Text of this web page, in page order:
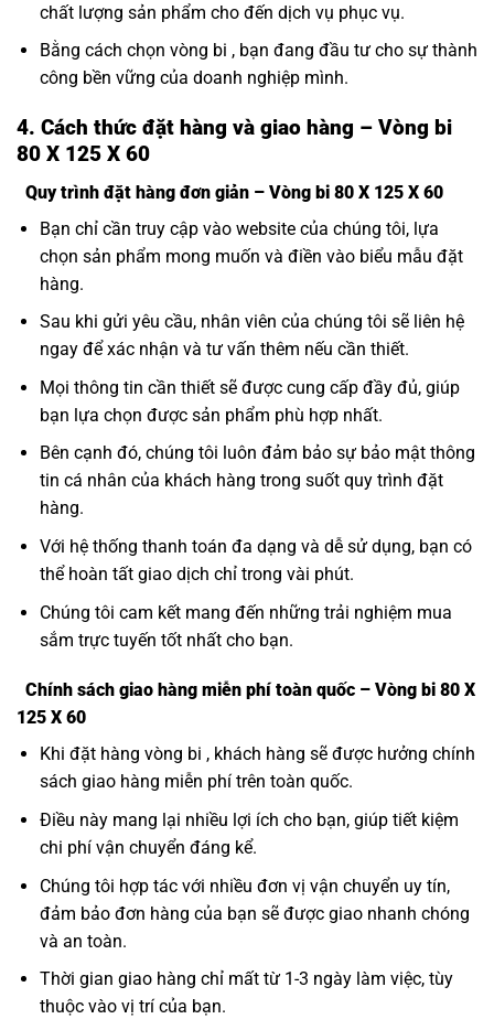
chất lượng sản phẩm cho đến dịch vụ phục vụ.
Bằng cách chọn vòng bi , bạn đang đầu tư cho sự thành
công bền vững của doanh nghiệp mình.
4. Cách thức đặt hàng và giao hàng – Vòng bi
80 X 125 X 60
Quy trình đặt hàng đơn giản – Vòng bi 80 X 125 X 60
Bạn chỉ cần truy cập vào website của chúng tôi, lựa
chọn sản phẩm mong muốn và điền vào biểu mẫu đặt
hàng.
Sau khi gửi yêu cầu, nhân viên của chúng tôi sẽ liên hệ
ngay để xác nhận và tư vấn thêm nếu cần thiết.
Mọi thông tin cần thiết sẽ được cung cấp đầy đủ, giúp
bạn lựa chọn được sản phẩm phù hợp nhất.
Bên cạnh đó, chúng tôi luôn đảm bảo sự bảo mật thông
tin cá nhân của khách hàng trong suốt quy trình đặt
hàng.
Với hệ thống thanh toán đa dạng và dễ sử dụng, bạn có
thể hoàn tất giao dịch chỉ trong vài phút.
Chúng tôi cam kết mang đến những trải nghiệm mua
sắm trực tuyến tốt nhất cho bạn.
Chính sách giao hàng miễn phí toàn quốc – Vòng bi 80 X
125 X 60
Khi đặt hàng vòng bi , khách hàng sẽ được hưởng chính
sách giao hàng miễn phí trên toàn quốc.
Điều này mang lại nhiều lợi ích cho bạn, giúp tiết kiệm
chi phí vận chuyển đáng kể.
Chúng tôi hợp tác với nhiều đơn vị vận chuyển uy tín,
đảm bảo đơn hàng của bạn sẽ được giao nhanh chóng
và an toàn.
Thời gian giao hàng chỉ mất từ 1-3 ngày làm việc, tùy
thuộc vào vị trí của bạn.